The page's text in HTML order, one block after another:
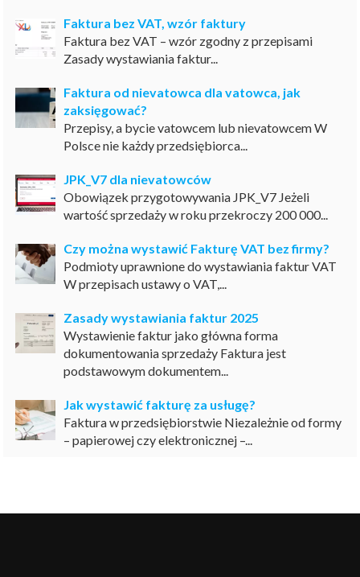
Faktura bez VAT, wzór faktury
Faktura bez VAT – wzór zgodny z przepisami
Zasady wystawiania faktur...
Faktura od nievatowca dla vatowca, jak
zaksięgować?
Przepisy, a bycie vatowcem lub nievatowcem W
Polsce nie każdy przedsiębiorca...
JPK_V7 dla nievatowców
Obowiązek przygotowywania JPK_V7 Jeżeli
wartość sprzedaży w roku przekroczy 200 000...
Czy można wystawić Fakturę VAT bez firmy?
Podmioty uprawnione do wystawiania faktur VAT
W przepisach ustawy o VAT,...
Zasady wystawiania faktur 2025
Wystawienie faktur jako główna forma
dokumentowania sprzedaży Faktura jest
podstawowym dokumentem...
Jak wystawić fakturę za usługę?
Faktura w przedsiębiorstwie Niezależnie od formy
– papierowej czy elektronicznej –...